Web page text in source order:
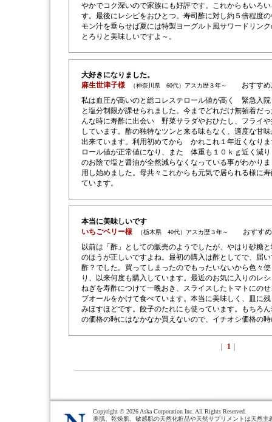
やかでコク深いので家族にも好評です。これからもいろ
す。最後にレシピをおひとつ。寿司酢に対し約５倍程度
モン汁を垂らせば夏には特製ヨーグルト風サワードリン
とろりと美味しいですよ～。
大好きになりました。
麻生世津子様
（神奈川県 60代）アスカ歴３年～
おすすめ
私は血圧が高いのと総コレステロール値が高く 緊急入
と塩分制限が課せられました。今までどれだけ無頓着だ
んな時に寿酢に出会い 野菜サラダやおひたし、フライ
しています。酢の独特なツンと来る味もなく、適度な甘
出来ています。利用初めてから かれこれ１年近くなり
ロール値が正常値になり、また 体重も１０ｋｇ近く減
のお陰で塩と醤油が全然減らなくなっている事がわかり
用し始めました。母共々これからも元気で居られる様に
ています。
本当に美味しいです
いちごベリー様
（栃木県 40代）アスカ歴３年～
おすすめ
以前は「酢」としての販売のようでしたが、やはり砂糖
のほうが正しいですよね。最初の購入は酢としてで、届
酢？でした。買ってしまったのでもったいないから色々
り、以来何度も購入しています。最近のお気に入りのレ
ねぎを寿酢につけて一晩おき、スライスしたトマトにの
ブオールをかけて食べています。本当に美味しく、皿に
みほすほどです。餃子のたれにも使っています。もちろ
の価格の時にはなかなか買えないので、イチオシ価格の
1｜
Copyright © 2026 Aska Corporation Inc. All Rights Reserved.
美肌、乾燥肌、敏感肌の天然化粧品や天然サプリメントは天然主